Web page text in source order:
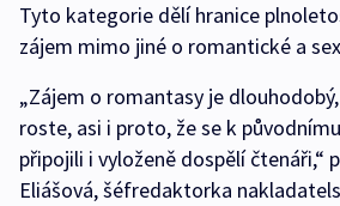
Tyto kategorie dělí hranice
zájem mimo jiné o romantické a
„Zájem o romantasy je
roste, asi i proto, že se k
připojili i vyloženě dospělí čtenáři,“
Eliášová, šéfredaktorka